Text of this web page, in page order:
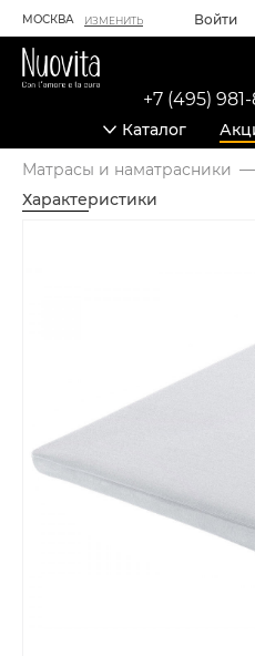
МОСКВА ИЗМЕНИТЬ Войти
Каталог
+7 (495)
Матрасы и наматрасники
Характеристики